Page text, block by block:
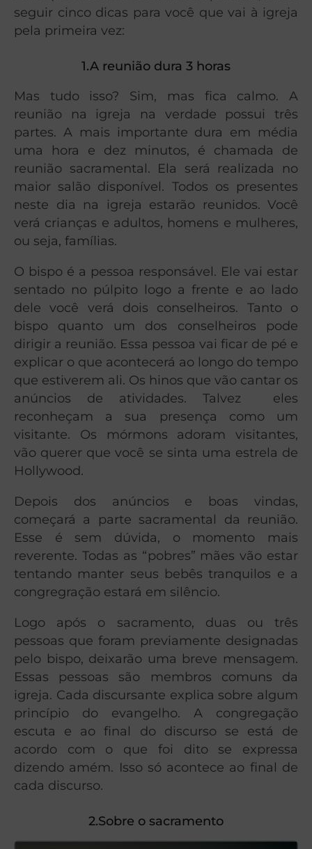
seguir cinco dicas para você que vai à igreja
pela primeira vez:
1.A reunião dura 3 horas
Mas tudo isso? Sim, mas fica calmo. A
reunião na igreja na verdade possui três
partes. A mais importante dura em média
uma hora e dez minutos, é chamada de
reunião sacramental. Ela será realizada no
maior salão disponível. Todos os presentes
neste dia na igreja estarão reunidos. Você
verá crianças e adultos, homens e mulheres,
ou seja, famílias.
O bispo é a pessoa responsável. Ele vai estar
sentado no púlpito logo a frente e ao lado
dele você verá dois conselheiros. Tanto o
bispo quanto um dos conselheiros pode
dirigir a reunião. Essa pessoa vai ficar de pé e
explicar o que acontecerá ao longo do tempo
que estiverem ali. Os hinos que vão cantar os
anúncios de atividades. Talvez eles
reconheçam a sua presença como um
visitante. Os mórmons adoram visitantes,
vão querer que você se sinta uma estrela de
Hollywood.
Depois dos anúncios e boas vindas,
começará a parte sacramental da reunião.
Esse é sem dúvida, o momento mais
reverente. Todas as “pobres” mães vão estar
tentando manter seus bebês tranquilos e a
congregração estará em silêncio.
Logo após o sacramento, duas ou três
pessoas que foram previamente designadas
pelo bispo, deixarão uma breve mensagem.
Essas pessoas são membros comuns da
igreja. Cada discursante explica sobre algum
princípio do evangelho. A congregação
escuta e ao final do discurso se está de
acordo com o que foi dito se expressa
dizendo amém. Isso só acontece ao final de
cada discurso.
2.Sobre o sacramento